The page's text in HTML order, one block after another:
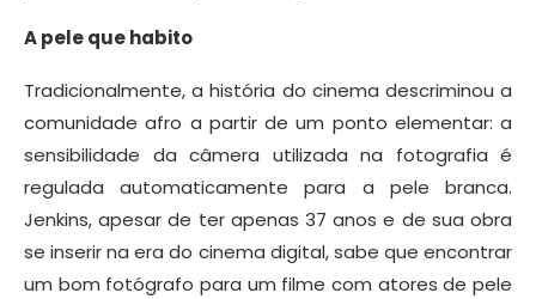
A pele que habito
Tradicionalmente, a história do cinema descriminou a
comunidade afro a partir de um ponto elementar: a
sensibilidade da câmera utilizada na fotografia é
regulada automaticamente para a pele branca.
Jenkins, apesar de ter apenas 37 anos e de sua obra
se inserir na era do cinema digital, sabe que encontrar
um bom fotógrafo para um filme com atores de pele